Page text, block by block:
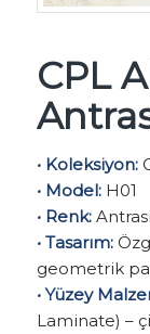
CPL
• Koleksiyon:
• Model:H01
• Renk:
• Tasarım:
geometrik
• Yüzey
Laminate) –